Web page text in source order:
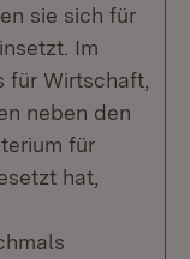
sie sich für
Im
für Wirtschaft,
neben den
für
hat,